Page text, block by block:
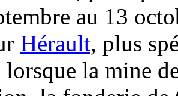
au 13
Hérault, plus
la mine